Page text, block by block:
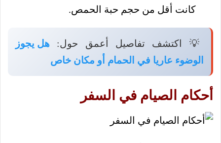
كانت أقل من حجم حبة الحمص.
💡 اكتشف تفاصيل أعمق حول: هل يجوز
الوضوء عاريا في الحمام أو مكان خاص
أحكام الصيام في السفر